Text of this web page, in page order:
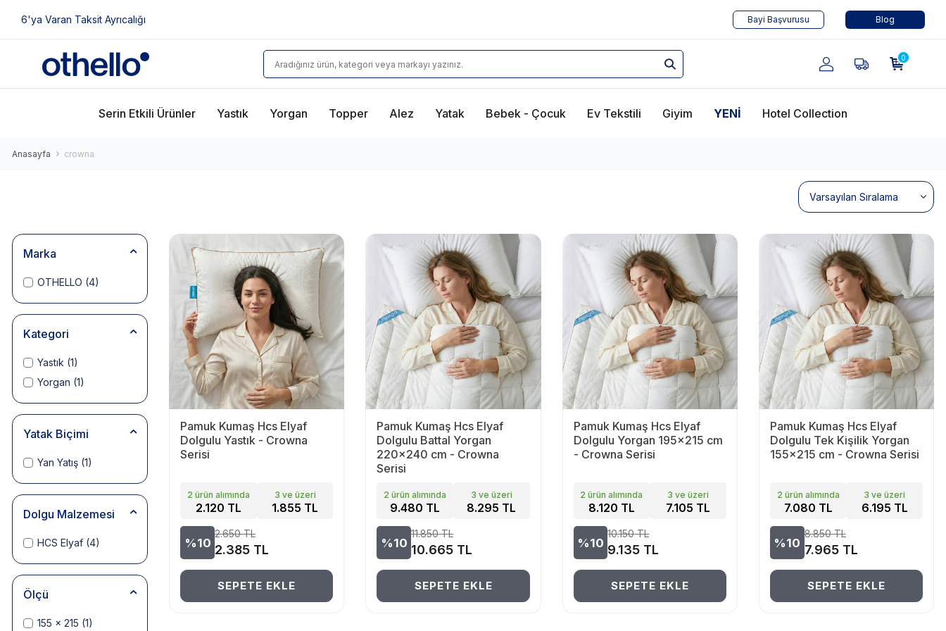
6'ya Varan Taksit Ayrıcalığı Bayi Başvurusu Blog
0
Serin Etkili Ürünler Yastık Yorgan Topper Alez Yatak Bebek - Çocuk Ev Tekstili Giyim YENİ Hotel Collection
Anasayfa crowna
Marka
OTHELLO (4)
Kategori
Yastık (1)
Yorgan (1)
Yatak Biçimi
Yan Yatış (1)
Dolgu Malzemesi
HCS Elyaf (4)
Ölçü
155 x 215 (1)
Pamuk Kumaş Hcs Elyaf
Dolgulu Yastık - Crowna
Serisi
2 ürün alımında
2.120 TL
3 ve üzeri
1.855 TL
%10
2.650TL
2.385 TL
SEPETE EKLE
Pamuk Kumaş Hcs Elyaf
Dolgulu Battal Yorgan
220x240 cm - Crowna
Serisi
2 ürün alımında
9.480 TL
3 ve üzeri
8.295 TL
%10
11.850TL
10.665 TL
SEPETE EKLE
Pamuk Kumaş Hcs Elyaf
Dolgulu Yorgan 195x215 cm
- Crowna Serisi
2 ürün alımında
8.120 TL
3 ve üzeri
7.105 TL
%10
10.150TL
9.135 TL
SEPETE EKLE
Pamuk Kumaş Hcs Elyaf
Dolgulu Tek Kişilik Yorgan
155x215 cm - Crowna Serisi
2 ürün alımında
7.080 TL
3 ve üzeri
6.195 TL
%10
8.850TL
7.965TL
SEPETE EKLE